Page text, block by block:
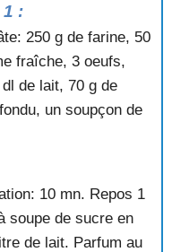
:
250 g de farine, 50
fraîche, 3 oeufs,
de lait, 70 g de
un soupçon de
10 mn. Repos 1
soupe de sucre en
de lait. Parfum au